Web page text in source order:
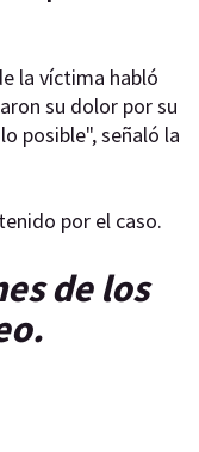
la víctima habló
su dolor por su
posible", señaló la
por el caso.
de los